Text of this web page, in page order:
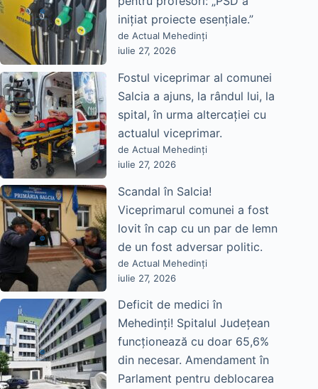
inițiat proiecte esențiale.”
de Actual Mehedinți
iulie 27, 2026
Fostul viceprimar al comunei
Salcia a ajuns, la rândul lui, la
spital, în urma altercației cu
actualul viceprimar.
de Actual Mehedinți
iulie 27, 2026
Scandal în Salcia!
Viceprimarul comunei a fost
lovit în cap cu un par de lemn
de un fost adversar politic.
de Actual Mehedinți
iulie 27, 2026
Deficit de medici în
Mehedinți! Spitalul Județean
funcționează cu doar 65,6%
din necesar. Amendament în
Parlament pentru deblocarea